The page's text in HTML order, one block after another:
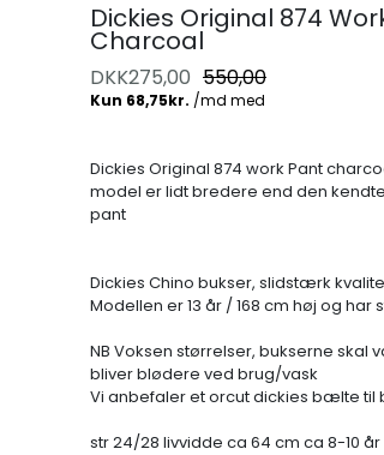
Dickies Original 874
Charcoal
DKK275,00 550,00
Dickies Original 874 work Pant
model er lidt bredere end den
pant
Dickies Chino bukser, slidstærk
Modellen er 13 år / 168 cm høj og har
NB Voksen størrelser, bukserne skal
bliver blødere ved brug/vask
Vi anbefaler et orcut dickies bælte til
str 24/28 livvidde ca 64 cm ca 8-10